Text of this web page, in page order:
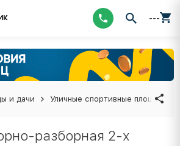
---
и дачи Уличные спортивные площадки
разборная 2-х